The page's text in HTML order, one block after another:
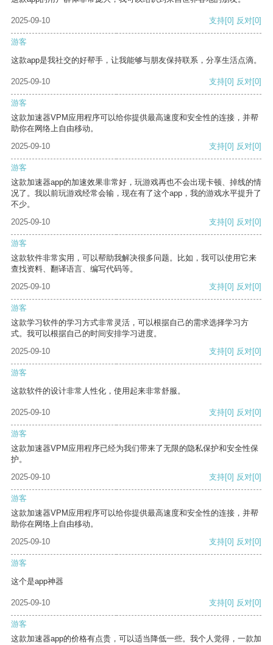
2025-09-10 支持[0] 反对[0]
游客
这款app是我社交的好帮手，让我能够与朋友保持联系，分享生活点滴。
2025-09-10 支持[0] 反对[0]
游客
这款加速器VPM应用程序可以给你提供最高速度和安全性的连接，并帮
助你在网络上自由移动。
2025-09-10
支持[0] 反对[0]
游客
这款加速器app的加速效果非常好，玩游戏再也不会出现卡顿、掉线的情
况了。我以前玩游戏经常会输，现在有了这个app，我的游戏水平提升了
不少。
2025-09-10
支持[0] 反对[0]
游客
这款软件非常实用，可以帮助我解决很多问题。比如，我可以使用它来
查找资料、翻译语言、编写代码等。
2025-09-10
支持[0] 反对[0]
游客
这款学习软件的学习方式非常灵活，可以根据自己的需求选择学习方
式。我可以根据自己的时间安排学习进度。
2025-09-10
支持[0] 反对[0]
游客
这款软件的设计非常人性化，使用起来非常舒服。
2025-09-10 支持[0] 反对[0]
游客
这款加速器VPM应用程序已经为我们带来了无限的隐私保护和安全性保
护。
2025-09-10
支持[0] 反对[0]
游客
这款加速器VPM应用程序可以给你提供最高速度和安全性的连接，并帮
助你在网络上自由移动。
2025-09-10
支持[0] 反对[0]
游客
这个是app神器
2025-09-10 支持[0] 反对[0]
游客
这款加速器app的价格有点贵，可以适当降低一些。我个人觉得，一款加